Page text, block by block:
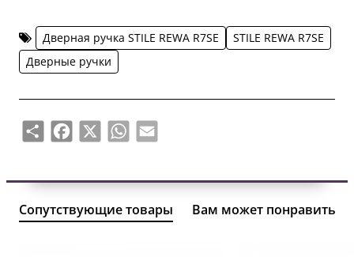
STILE REWA R7SE – это бренд высококачественных
дверных ручек, который при создании новых
Дверная ручка STILE REWA R7SE
STILE REWA R7SE
Дверные ручки
ShareFacebook
X WhatsApp
Email
Сопутствующие товары Вам может понравиться